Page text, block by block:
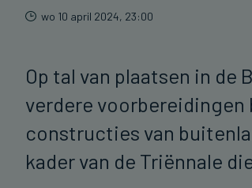
wo 10 april 2024, 23:00
Op tal van plaatsen in de
verdere voorbereidingen
constructies van
kader van de Triënnale